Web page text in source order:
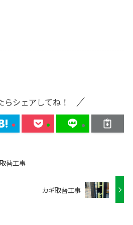
らシェアしてね！
替工事
カギ取替工事